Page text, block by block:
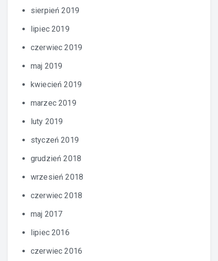
sierpień 2019
lipiec 2019
czerwiec 2019
maj 2019
kwiecień 2019
marzec 2019
luty 2019
styczeń 2019
grudzień 2018
wrzesień 2018
czerwiec 2018
maj 2017
lipiec 2016
czerwiec 2016